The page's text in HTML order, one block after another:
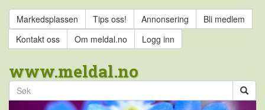
Markedsplassen Tips oss! Annonsering
Bli medlem
Kontakt oss
Om meldal.no Logg inn
www.meldal.no